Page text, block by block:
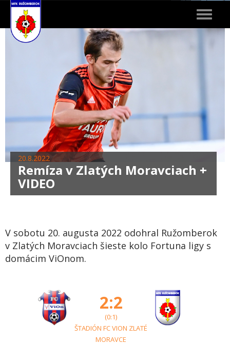
Toggle
20.8.2022
Remíza v Zlatých Moravciach +
VIDEO
V sobotu 20. augusta 2022 odohral Ružomberok
v Zlatých Moravciach šieste kolo Fortuna ligy s
domácim ViOnom.
2:2
(0:1)
ŠTADIÓN FC VION ZLATÉ
MORAVCE